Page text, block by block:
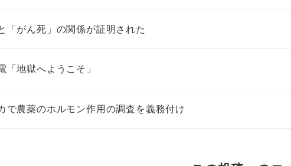
「がん死」の関係が証明された
「地獄へようこそ」
で農薬のホルモン作用の調査を義務付け